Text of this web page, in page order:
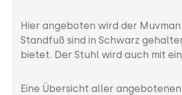
Hier angeboten wird der
Standfuß sind in Schwarz
bietet. Der Stuhl wird auch mit
Eine Übersicht aller